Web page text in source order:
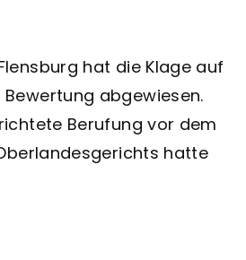
hat die Klage auf
abgewiesen.
Berufung vor dem
hatte